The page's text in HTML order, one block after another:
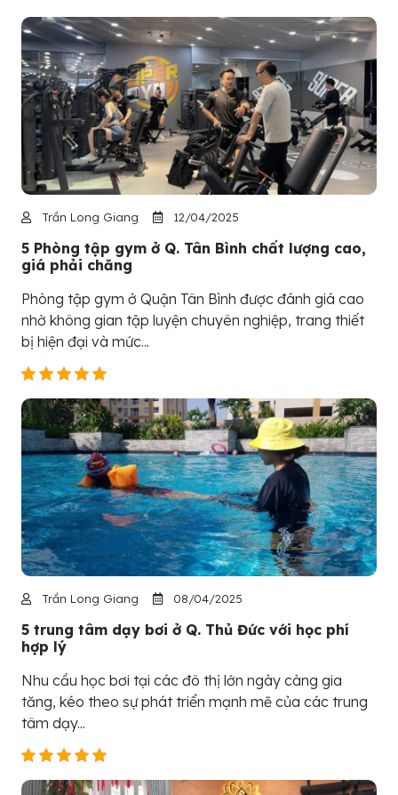
Trần Long Giang 12/04/2025
5 Phòng tập gym ở Q. Tân Bình chất lượng cao,
giá phải chăng
Phòng tập gym ở Quận Tân Bình được đánh giá cao
nhờ không gian tập luyện chuyên nghiệp, trang thiết
bị hiện đại và mức...
Trần Long Giang 08/04/2025
5 trung tâm dạy bơi ở Q. Thủ Đức với học phí
hợp lý
Nhu cầu học bơi tại các đô thị lớn ngày càng gia
tăng, kéo theo sự phát triển mạnh mẽ của các trung
tâm dạy...